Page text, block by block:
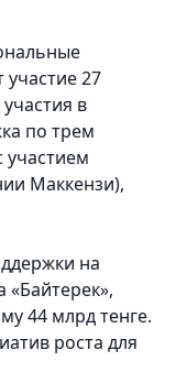
27
в
по трем
участием
Маккензи),
на
«Байтерек»,
44 млрд тенге.
роста для